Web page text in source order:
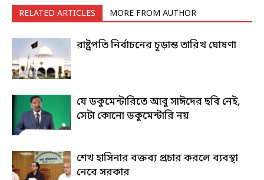
RELATED ARTICLES MORE FROM AUTHOR
রাষ্ট্রপতি নির্বাচনের চূড়ান্ত তারিখ ঘোষণা
যে ডকুমেন্টারিতে আবু সাঈদের ছবি নেই,
সেটা কোনো ডকুমেন্টারি নয়
শেখ হাসিনার বক্তব্য প্রচার করলে ব্যবস্থা
নেবে সরকার